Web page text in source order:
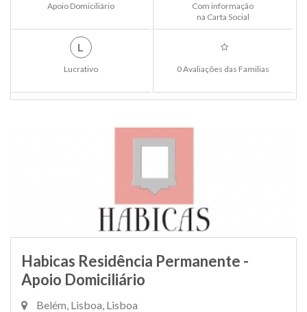
Apoio Domiciliário
Com informação
na Carta Social
L
Lucrativo 0 Avaliações das Familias
Habicas Residência Permanente -
Apoio Domiciliário
Belém, Lisboa, Lisboa